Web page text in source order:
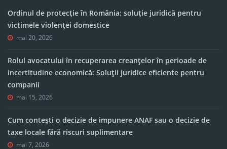
Ordinul de protecție în România: soluție juridică pentru
victimele violenței domestice
mai 20, 2026
Rolul avocatului în recuperarea creanțelor în perioade de
incertitudine economică: Soluții juridice eficiente pentru
companii
mai 15, 2026
Cum contești o decizie de impunere ANAF sau o decizie de
taxe locale fără riscuri suplimentare
mai 7, 2026